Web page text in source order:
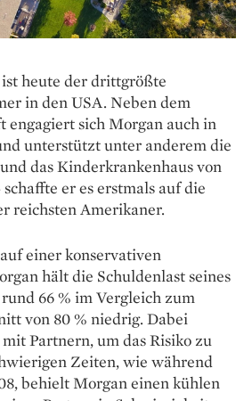
heute der drittgrößte
in den USA. Neben dem
engagiert sich Morgan auch in
unterstützt unter anderem die
das Kinderkrankenhaus von
er es erstmals auf die
reichsten Amerikaner.
einer konservativen
hält die Schuldenlast seines
66 % im Vergleich zum
von 80 % niedrig. Dabei
Partnern, um das Risiko zu
Zeiten, wie während
behielt Morgan einen kühlen